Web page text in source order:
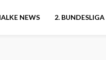
NEWS 2. BUNDESLIGA